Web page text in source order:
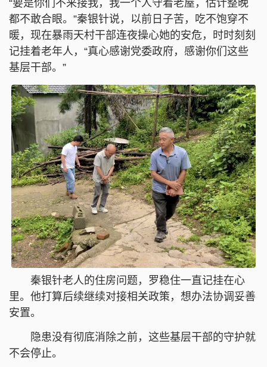
“要是你们不来接我，我一个人守着老屋，估计整晚
都不敢合眼。”秦银针说，以前日子苦，吃不饱穿不
暖，现在暴雨天村干部连夜操心她的安危，时时刻刻
记挂着老年人，“真心感谢党委政府，感谢你们这些
基层干部。”
秦银针老人的住房问题，罗稳住一直记挂在心
里。他打算后续继续对接相关政策，想办法协调妥善
安置。
隐患没有彻底消除之前，这些基层干部的守护就
不会停止。